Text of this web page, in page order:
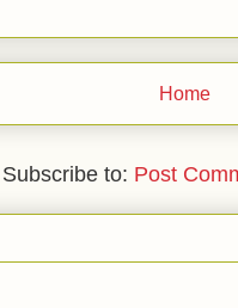
Home
Subscribe to: Post